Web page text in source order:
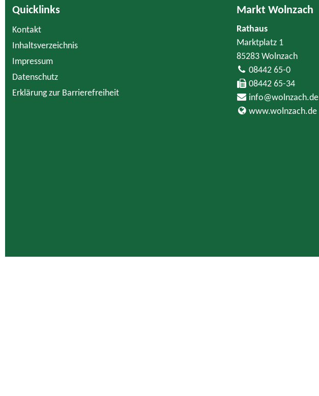
Quicklinks
Kontakt
Inhaltsverzeichnis
Impressum
Datenschutz
Erklärung zur Barrierefreiheit
Markt Wolnzach
Rathaus
Marktplatz 1
85283 Wolnzach
08442 65-0
08442 65-34
info@wolnzach.de
www.wolnzach.de